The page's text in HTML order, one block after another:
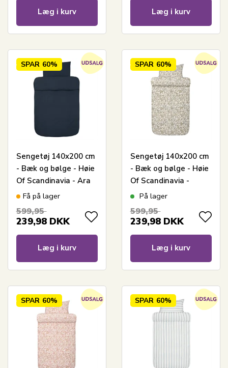
Læg i kurv Læg i kurv
SPAR 60%
Sengetøj 140x200 cm
- Bæk og bølge - Høie
Of Scandinavia - Ara
Marine
Få på lager
599,95
239,98 DKK
Læg i kurv
SPAR 60%
Sengetøj 140x200 cm
- Bæk og bølge - Høie
Of Scandinavia -
Barbro Olivengrøn
På lager
599,95
239,98 DKK
Læg i kurv
SPAR 60% SPAR 60%